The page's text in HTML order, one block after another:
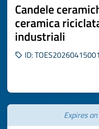
Candele
ceramica
industriali
ID: TOES20260415001
Expires on